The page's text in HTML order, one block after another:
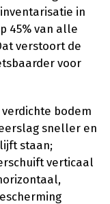
in
45% van alle
verstoort de
voor
bodem
sneller en
staan;
verticaal